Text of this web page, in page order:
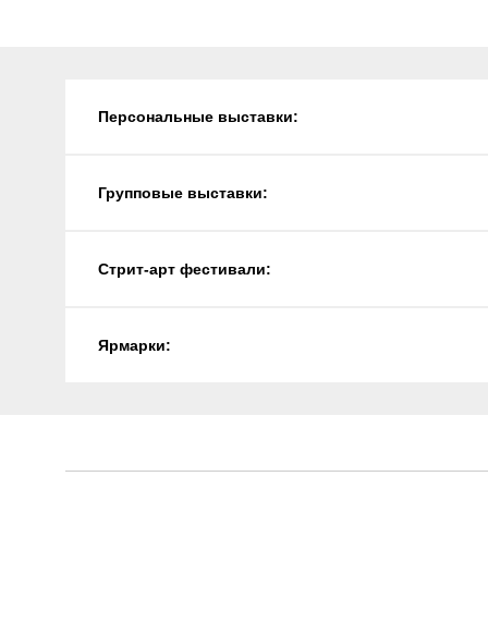
Персональные выставки:
Групповые выставки:
Стрит-арт фестивали:
Ярмарки: